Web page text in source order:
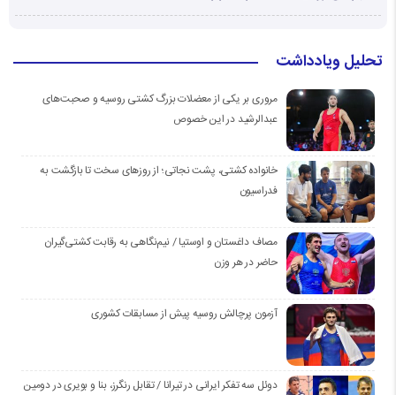
تحلیل ویادداشت
مروری بر یکی از معضلات بزرگ کشتی روسیه و صحبت‌های
عبدالرشید در این خصوص
خانواده کشتی، پشت نجاتی؛ از روزهای سخت تا بازگشت به
فدراسیون
مصاف داغستان و اوستیا / نیم‌نگاهی به رقابت کشتی‌گیران
حاضر در هر وزن
آزمون پرچالش روسیه پیش از مسابقات کشوری
دوئل سه تفکر ایرانی در تیرانا / تقابل رنگرز، بنا و بویری در دومین